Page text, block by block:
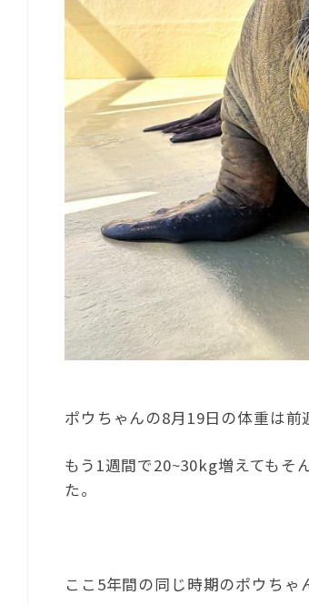
ポウちゃんの8月19日の体重は
もう1週間で20~30kg増えてもそ
た。
ここ5年間の同じ時期のポウちゃ